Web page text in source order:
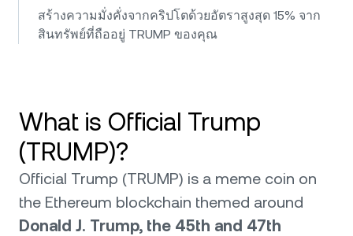
สร้างความมั่งคั่งจากคริปโตด้วยอัตราสูงสุด 15% จาก
สินทรัพย์ที่ถืออยู่ TRUMP ของคุณ
What is Official Trump
(TRUMP)?
Official Trump (TRUMP) is a meme coin on
the Ethereum blockchain themed around
Donald J. Trump, the 45th and 47th